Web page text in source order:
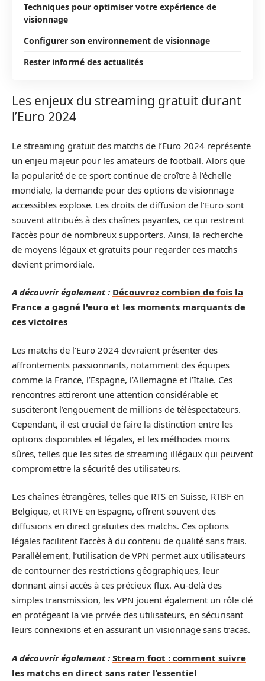
Techniques pour optimiser votre expérience de
visionnage
Configurer son environnement de visionnage
Rester informé des actualités
Les enjeux du streaming gratuit durant
l’Euro 2024
Le streaming gratuit des matchs de l’Euro 2024 représente
un enjeu majeur pour les amateurs de football. Alors que
la popularité de ce sport continue de croître à l’échelle
mondiale, la demande pour des options de visionnage
accessibles explose. Les droits de diffusion de l’Euro sont
souvent attribués à des chaînes payantes, ce qui restreint
l’accès pour de nombreux supporters. Ainsi, la recherche
de moyens légaux et gratuits pour regarder ces matchs
devient primordiale.
A découvrir également : Découvrez combien de fois la
France a gagné l'euro et les moments marquants de
ces victoires
Les matchs de l’Euro 2024 devraient présenter des
affrontements passionnants, notamment des équipes
comme la France, l’Espagne, l’Allemagne et l’Italie. Ces
rencontres attireront une attention considérable et
susciteront l’engouement de millions de téléspectateurs.
Cependant, il est crucial de faire la distinction entre les
options disponibles et légales, et les méthodes moins
sûres, telles que les sites de streaming illégaux qui peuvent
compromettre la sécurité des utilisateurs.
Les chaînes étrangères, telles que RTS en Suisse, RTBF en
Belgique, et RTVE en Espagne, offrent souvent des
diffusions en direct gratuites des matchs. Ces options
légales facilitent l’accès à du contenu de qualité sans frais.
Parallèlement, l’utilisation de VPN permet aux utilisateurs
de contourner des restrictions géographiques, leur
donnant ainsi accès à ces précieux flux. Au-delà des
simples transmission, les VPN jouent également un rôle clé
en protégeant la vie privée des utilisateurs, en sécurisant
leurs connexions et en assurant un visionnage sans tracas.
A découvrir également : Stream foot : comment suivre
les matchs en direct sans rater l’essentiel